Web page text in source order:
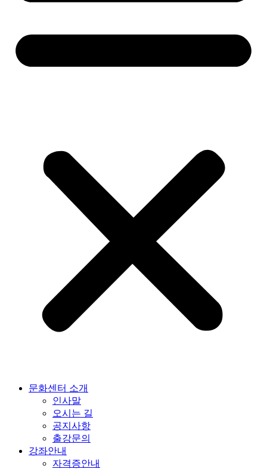
문화센터 소개
인사말
오시는 길
공지사항
출강문의
강좌안내
자격증안내